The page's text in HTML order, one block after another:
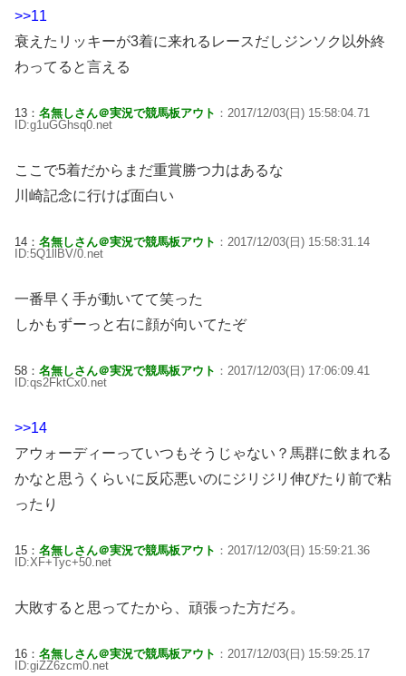
>>11
衰えたリッキーが3着に来れるレースだしジンソク以外終
わってると言える
13： 名無しさん＠実況で競馬板アウト ：2017/12/03(日) 15:58:04.71
ID:g1uGGhsq0.net
ここで5着だからまだ重賞勝つ力はあるな
川崎記念に行けば面白い
14： 名無しさん＠実況で競馬板アウト ：2017/12/03(日) 15:58:31.14
ID:5Q1llBV/0.net
一番早く手が動いてて笑った
しかもずーっと右に顔が向いてたぞ
58： 名無しさん＠実況で競馬板アウト ：2017/12/03(日) 17:06:09.41
ID:qs2FktCx0.net
>>14
アウォーディーっていつもそうじゃない？馬群に飲まれる
かなと思うくらいに反応悪いのにジリジリ伸びたり前で粘
ったり
15： 名無しさん＠実況で競馬板アウト ：2017/12/03(日) 15:59:21.36
ID:XF+Tyc+50.net
大敗すると思ってたから、頑張った方だろ。
16： 名無しさん＠実況で競馬板アウト ：2017/12/03(日) 15:59:25.17
ID:giZZ6zcm0.net